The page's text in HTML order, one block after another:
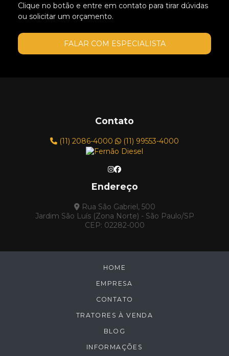
RETRO ESCAVADEIRA
ROLO COMPACTADOR
TRATOR DE ESTEIRA FIAT ALLIS ANO 1979
TRATOR DE ESTEIRA FIAT ALLIS, MODELO AD7B
TRATORES FERNÃO DIESEL
TRATOR DE ESTEIRA CARTEPILLAR D5E 2000
TRATOR DE ESTEIRA CATERPILLAR D4-C 1987
TRATOR DE ESTEIRA CATERPILLAR D4-E 1985
TRATOR DE ESTEIRA CATERPILLAR D6-M XL
TRATOR DE ESTEIRA FIAT ALLIS AD7B 1984
TRATOR FIAT 7D 1990 - VENDIDO
Clique no botão e entre em contato para tirar dúvidas
ou solicitar um orçamento.
FALAR COM ESPECIALISTA
Contato
(11) 2086-4000 (11) 99553-4000
Endereço
Rua São Gabriel, 500
Jardim São Luís (Zona Norte) - São Paulo/SP
CEP: 02282-000
HOME
EMPRESA
CONTATO
TRATORES À VENDA
BLOG
INFORMAÇÕES